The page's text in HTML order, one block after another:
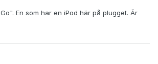
En som har en iPod här på plugget. Är